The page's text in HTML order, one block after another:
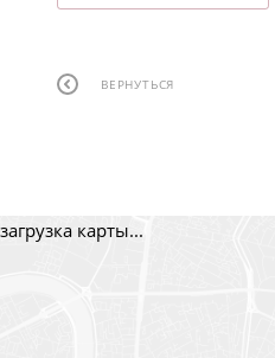
ВЕРНУТЬСЯ
загрузка карты...